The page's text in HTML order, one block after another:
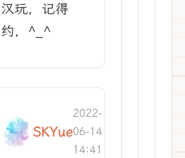
汉玩，记得
约，^_^
SKYue
2022-
06-14
14:41